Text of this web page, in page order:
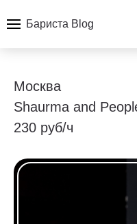
Бариста Blog
Москва
Shaurma and
230 руб/ч